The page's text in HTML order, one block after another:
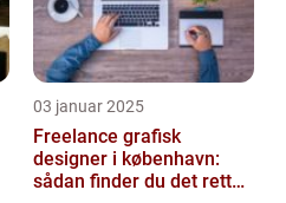
03 januar 2025
Freelance grafisk
designer i københavn:
sådan finder du det rette